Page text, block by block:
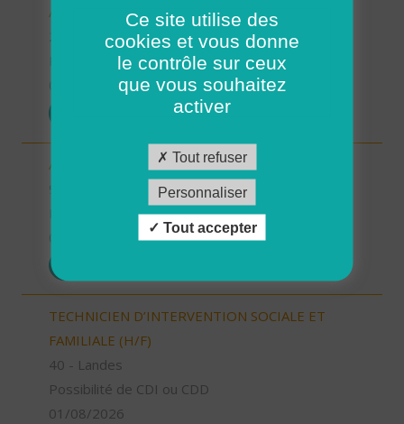
AUXILIAIRE DE VIE SOCIALE (H/F)
29 - Finistère
Possibilité de CDI ou CDD
01/08/2026
AIDE SOIGNANT (H/F)
Possibilité de CDI ou CDD
TECHNICIEN D’INTERVENTION SOCIALE ET
FAMILIALE (H/F)
40 - Landes
Possibilité de CDI ou CDD
01/08/2026
Ce site utilise des
cookies et vous donne
le contrôle sur ceux
que vous souhaitez
activer
Tout refuser
Personnaliser
Tout accepter